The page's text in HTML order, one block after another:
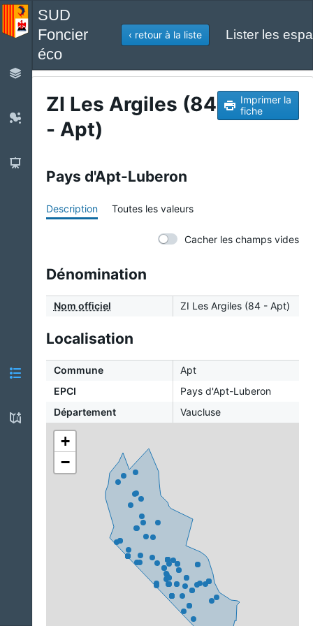
SUD
Foncier
éco
‹ retour à la liste Lister les
ZI Les Argiles (84
- Apt)
Imprimer la
fiche
Pays d'Apt-Luberon
Description Toutes les valeurs
Cacher les champs vides
Dénomination
Nom officiel ZI Les Argiles (84 - Apt)
Localisation
Commune
Apt
EPCI
Pays d'Apt-Luberon
Département
Vaucluse
+
−